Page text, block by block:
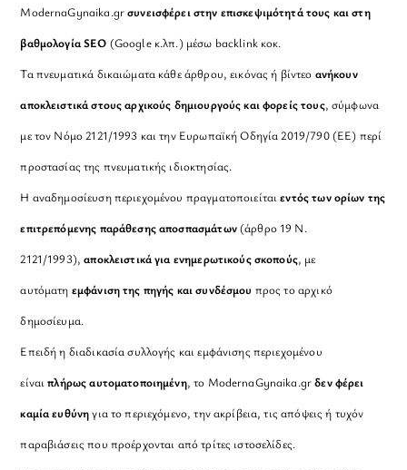
ModernaGynaika.grσυνεισφέρει στην επισκεψιμότητά τους και στη
βαθμολογία SEO (Google κ.λπ.) μέσω backlink κοκ.
Τα πνευματικά δικαιώματα κάθε άρθρου, εικόνας ή βίντεο ανήκουν
αποκλειστικά στους αρχικούς δημιουργούς και φορείς τους, σύμφωνα
με τον Νόμο 2121/1993 και την Ευρωπαϊκή Οδηγία 2019/790 (ΕΕ) περί
προστασίας της πνευματικής ιδιοκτησίας.
Η αναδημοσίευση περιεχομένου πραγματοποιείταιεντός των ορίων της
επιτρεπόμενης παράθεσης αποσπασμάτων(άρθρο 19 Ν.
2121/1993), αποκλειστικά για ενημερωτικούς σκοπούς, με
αυτόματη εμφάνιση της πηγής και συνδέσμου προς το αρχικό
δημοσίευμα.
Επειδή η διαδικασία συλλογής και εμφάνισης περιεχομένου
είναιπλήρως αυτοματοποιημένη, το ModernaGynaika.grδεν φέρει
καμία ευθύνηγια το περιεχόμενο, την ακρίβεια, τις απόψεις ή τυχόν
παραβιάσεις που προέρχονται από τρίτες ιστοσελίδες.